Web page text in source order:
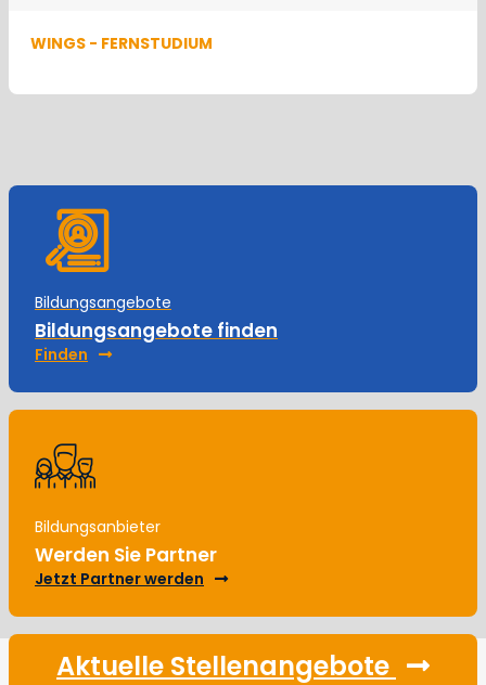
WINGS - FERNSTUDIUM
Bildungsangebote
Bildungsangebote finden
Finden
Bildungsanbieter
Werden Sie Partner
Jetzt Partner werden
Aktuelle Stellenangebote